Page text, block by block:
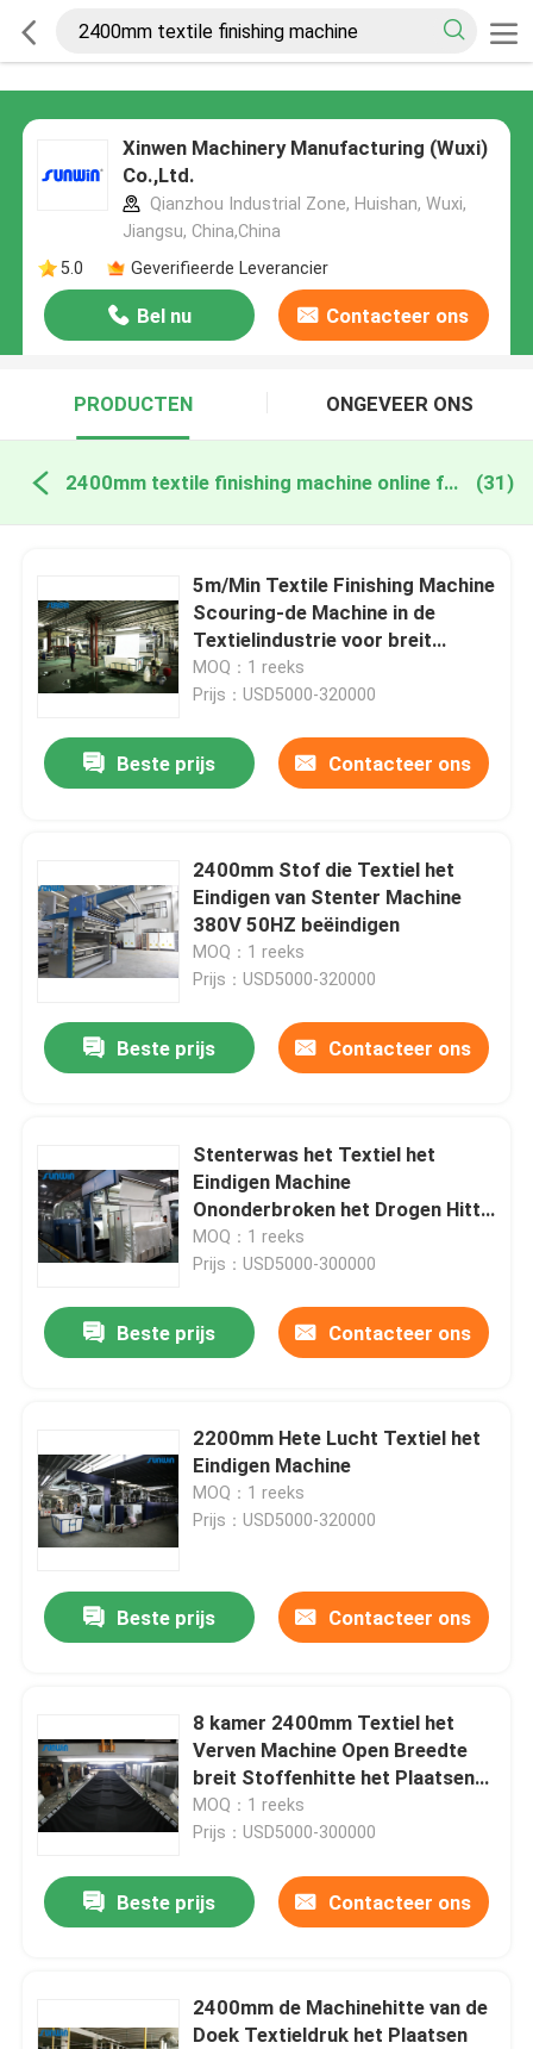
Xinwen Machinery Manufacturing (Wuxi)
Co.,Ltd.
Qianzhou Industrial Zone, Huishan, Wuxi,
Jiangsu, China,China
5.0
Geverifieerde Leverancier
Bel nu Contacteer ons
PRODUCTEN ONGEVEER ONS
2400mm textile finishing machine online fabricage (31)
5m/Min Textile Finishing Machine
Scouring-de Machine in de
Textielindustrie voor breit
Geweven Stoffen
MOQ：1 reeks
Prijs：USD5000-320000
Beste prijs Contacteer ons
2400mm Stof die Textiel het
Eindigen van Stenter Machine
380V 50HZ beëindigen
MOQ：1 reeks
Prijs：USD5000-320000
Beste prijs Contacteer ons
Stenterwas het Textiel het
Eindigen Machine
Ononderbroken het Drogen Hitte
Plaatsen
MOQ：1 reeks
Prijs：USD5000-300000
Beste prijs Contacteer ons
2200mm Hete Lucht Textiel het
Eindigen Machine
MOQ：1 reeks
Prijs：USD5000-320000
Beste prijs Contacteer ons
8 kamer 2400mm Textiel het
Verven Machine Open Breedte
breit Stoffenhitte het Plaatsen
Machine
MOQ：1 reeks
Prijs：USD5000-300000
Beste prijs Contacteer ons
2400mm de Machinehitte van de
Doek Textieldruk het Plaatsen